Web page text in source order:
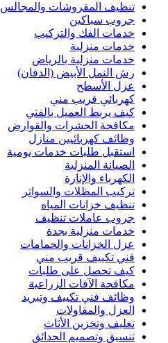
تنظيف المفروشات والمجالس
جروب سباكين
خدمات الفك والتركيب
خدمات منزلية
خدمات منزلية بالرياض
رش النمل الأبيض (الدفان)
عزل الأسطح
كهربائي قريب مني
كيف يربط العميل بالفني
مكافحة الحشرات والقوارض
وظائف كهربائيين منازل
استقبل طلبات خدمات يومية
الصيانة المنزلية
الكهرباء والإنارة
تركيب المظلات والسواتر
تنظيف خزانات المياه
جروب عاملات تنظيف
خدمات منزلية بجدة
عزل الخزانات والحمامات
فني تكييف قريب مني
كيف تحصل على طلبات
مكافحة الآفات الزراعية
وظائف فني تكييف وتبريد
العزل والمقاولات
تغليف وتخزين الأثاث
تنسيق وتصميم الحدائق